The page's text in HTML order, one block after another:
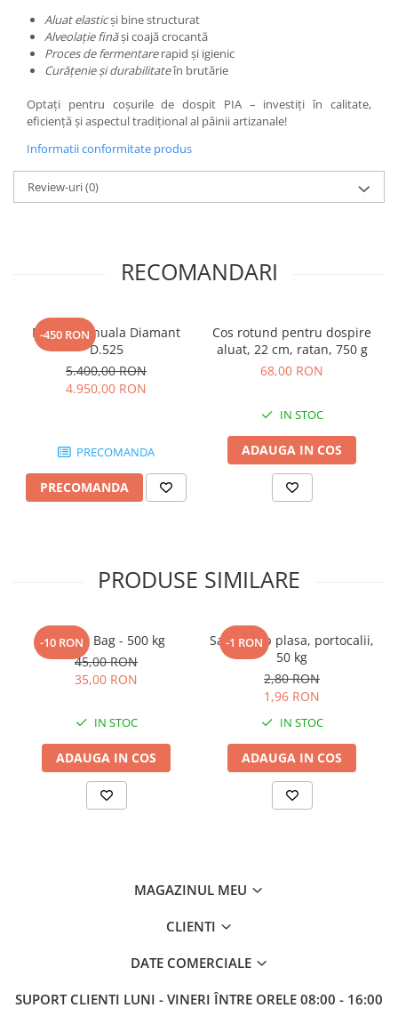
Aluat elasticși bine structurat
Alveolație finăși coajă crocantă
Proces de fermentarerapid și igienic
Curățenie și durabilitateîn brutărie
Optați pentru coșurile de dospit PIA – investiți în calitate,
eficiență și aspectul tradițional al pâinii artizanale!
Informatii conformitate produs
Review-uri(0)
RECOMANDARI
-450 RON
Moara manuala Diamant
D.525
5.400,00 RON
4.950,00 RON
PRECOMANDA
PRECOMANDA
Cos rotund pentru dospire
aluat, 22 cm, ratan, 750 g
68,00 RON
IN STOC
ADAUGA IN COS
PRODUSE SIMILARE
-10 RON
Sac Big Bag - 500 kg
45,00 RON
35,00 RON
IN STOC
ADAUGA IN COS
-1 RON
Saci de tip plasa, portocalii,
50 kg
2,80 RON
1,96 RON
IN STOC
ADAUGA IN COS
MAGAZINUL MEU
CLIENTI
DATE COMERCIALE
SUPORT CLIENTI LUNI - VINERI ÎNTRE ORELE 08:00 - 16:00